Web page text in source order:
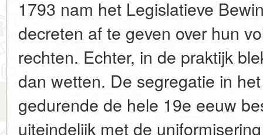
1793 nam het Legislatieve
decreten af te geven over hun
rechten. Echter, in de praktijk
dan wetten. De segregatie in
gedurende de hele 19e eeuw
uiteindelijk met de